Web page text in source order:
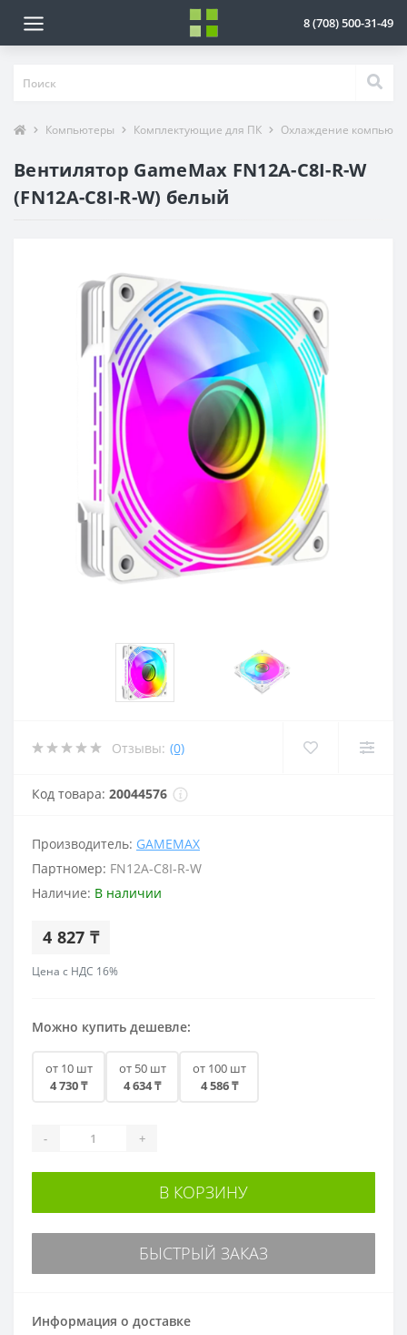
8 (708) 500-31-49
Компьютеры Комплектующие для ПК Охлаждение
Вентилятор GameMax FN12A-C8I-R-W
(FN12A-C8I-R-W) белый
Отзывы: (0)
Код товара: 20044576
Производитель: GAMEMAX
Партномер: FN12A-C8I-R-W
Наличие: В наличии
4 827 ₸
Цена с НДС 16%
Можно купить дешевле:
от 10 шт
4 730 ₸
от 50 шт
4 634 ₸
от 100 шт
4 586 ₸
- +
В КОРЗИНУ
БЫСТРЫЙ ЗАКАЗ
Информация о доставке